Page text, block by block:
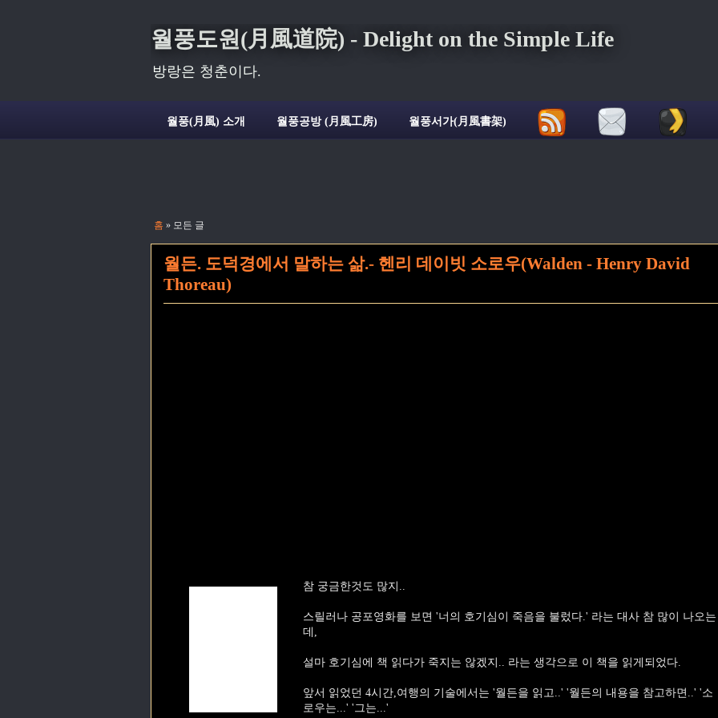
월풍도원(月風道院) - Delight on the Simple Life
방랑은 청춘이다.
월풍(月風) 소개 월풍공방 (月風工房) 월풍서가(月風書架)
홈 » 모든 글
월든. 도덕경에서 말하는 삶.- 헨리 데이빗 소로우(Walden - Henry David
Thoreau)
참 궁금한것도 많지..
스릴러나 공포영화를 보면 '너의 호기심이 죽음을 불렀다.' 라는 대사 참 많이 나오는
데,
설마 호기심에 책 읽다가 죽지는 않겠지.. 라는 생각으로 이 책을 읽게되었다.
앞서 읽었던 4시간,여행의 기술에서는 '월든을 읽고..' '월든의 내용을 참고하면..' '소
로우는...' '그는...'